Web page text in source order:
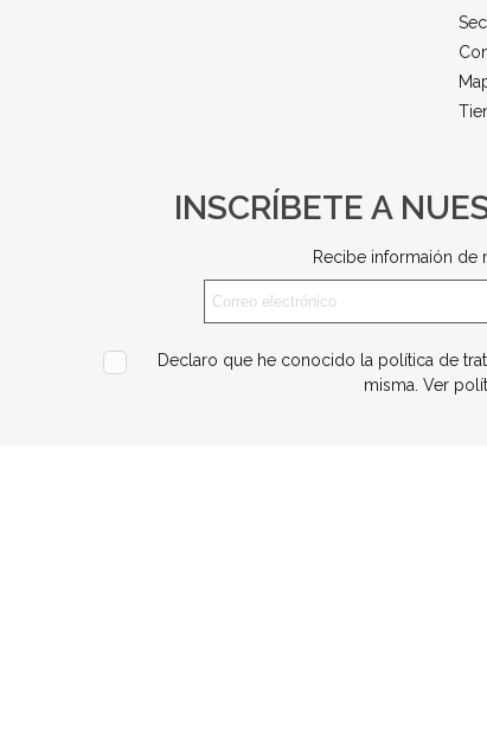
INSCRÍBETE A
Recibe informaión de
Declaro que he conocido la política de
misma. Ver